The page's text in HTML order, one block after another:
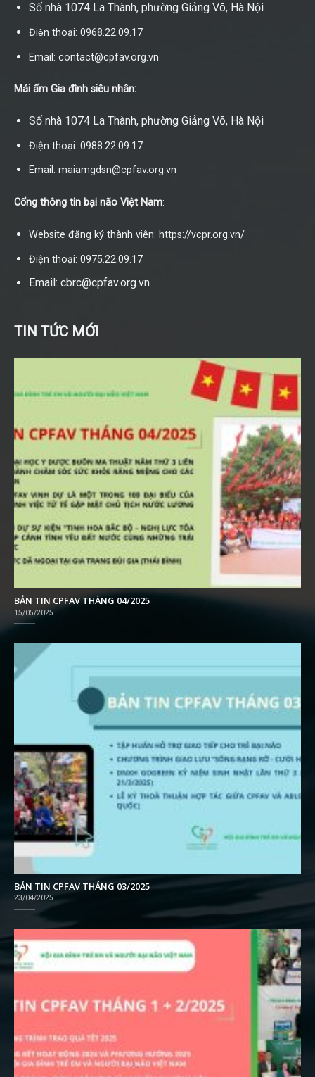
Số nhà 1074 La Thành, phường Giảng Võ, Hà Nội
Điện thoại: 0968.22.09.17
Email: contact@cpfav.org.vn
Mái ấm Gia đình siêu nhân:
Số nhà 1074 La Thành, phường Giảng Võ, Hà Nội
Điện thoại: 0988.22.09.17
Email: maiamgdsn@cpfav.org.vn
Cổng thông tin bại não Việt Nam:
Website đăng ký thành viên: https://vcpr.org.vn/
Điện thoại: 0975.22.09.17
Email: cbrc@cpfav.org.vn
TIN TỨC MỚI
BẢN TIN CPFAV THÁNG 04/2025
15/05/2025
BẢN TIN CPFAV THÁNG 03/2025
23/04/2025